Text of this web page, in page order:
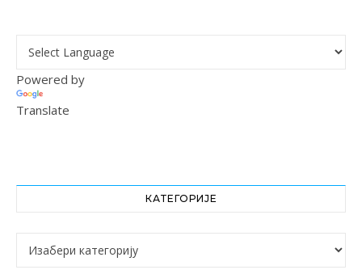
Powered by
Translate
КАТЕГОРИЈЕ
Категорије